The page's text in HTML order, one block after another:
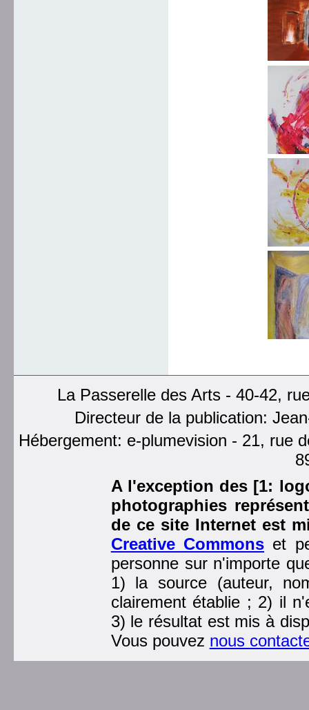
La Passerelle des Arts - 40-42,
Directeur de la publication:
Hébergement: e-plumevision - 21, rue
A l'exception des [1:
photographies
de ce site Internet est
Creative Commons et
personne sur n'importe
1) la source (auteur,
clairement établie ; 2) il
3) le résultat est mis à
Vous pouvez nous